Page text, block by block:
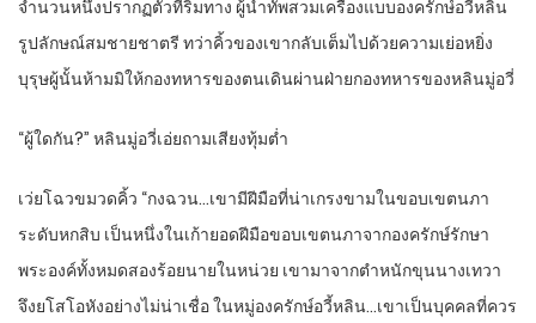
จำนวนหนึ่งปรากฏตัวที่ริมทาง ผู้นำทัพสวมเครื่องแบบองครักษ์อวี้หลิน
รูปลักษณ์สมชายชาตรี ทว่าคิ้วของเขากลับเต็มไปด้วยความเย่อหยิ่ง
บุรุษผู้นั้นห้ามมิให้กองทหารของตนเดินผ่านฝ่ายกองทหารของหลินมู่อวี่
“ผู้ใดกัน?” หลินมู่อวี่เอ่ยถามเสียงทุ้มต่ำ
เว่ยโฉวขมวดคิ้ว “กงฉวน…เขามีฝีมือที่น่าเกรงขามในขอบเขตนภา
ระดับหกสิบ เป็นหนึ่งในเก้ายอดฝีมือขอบเขตนภาจากองครักษ์รักษา
พระองค์ทั้งหมดสองร้อยนายในหน่วย เขามาจากตำหนักขุนนางเทวา
จึงยโสโอหังอย่างไม่น่าเชื่อ ในหมู่องครักษ์อวี้หลิน…เขาเป็นบุคคลที่ควร